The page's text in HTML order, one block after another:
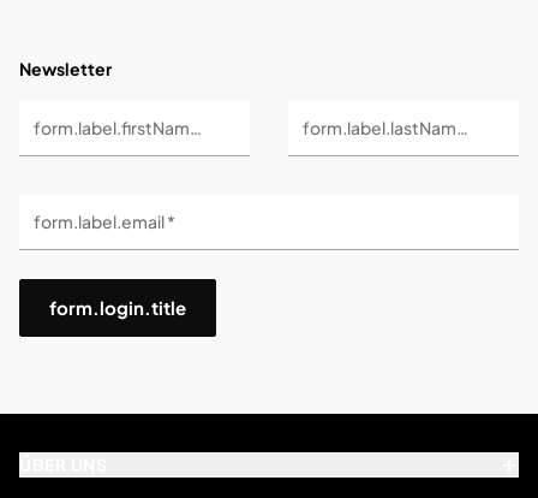
Newsletter
form.label.firstName * form.label.lastName *
form.label.email *
form.login.title